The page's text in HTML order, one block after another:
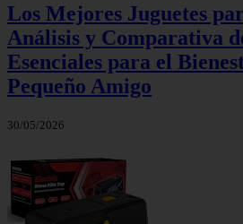
Los Mejores Juguetes
Análisis y Comparativa
Esenciales para el
Pequeño Amigo
30/05/2026